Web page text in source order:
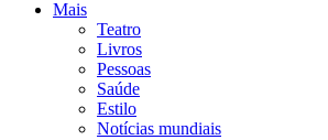
Mais
Teatro
Livros
Pessoas
Saúde
Estilo
Notícias mundiais